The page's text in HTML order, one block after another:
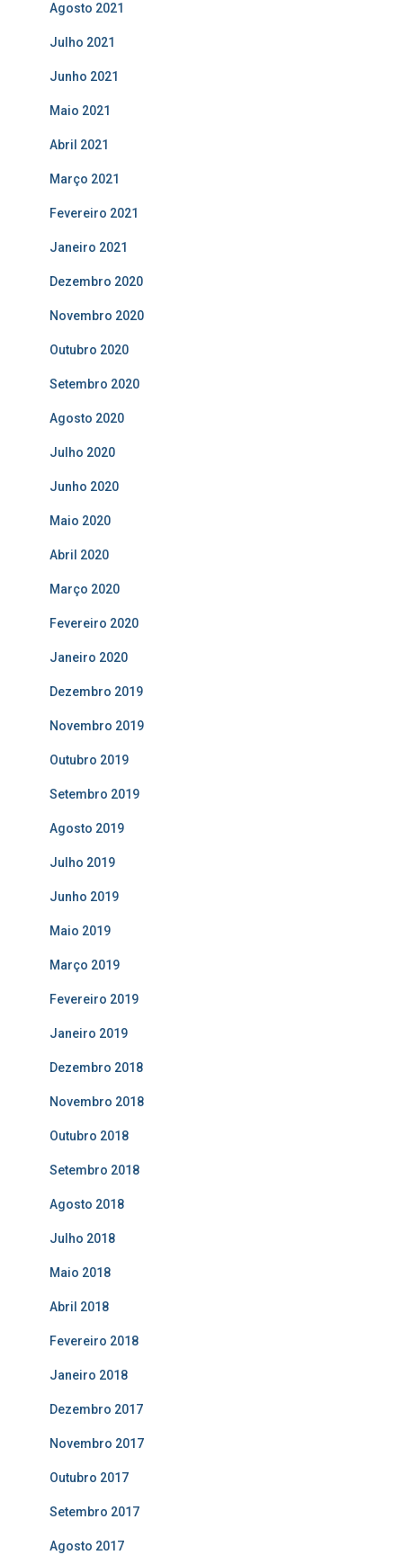
Agosto 2021
Julho 2021
Junho 2021
Maio 2021
Abril 2021
Março 2021
Fevereiro 2021
Janeiro 2021
Dezembro 2020
Novembro 2020
Outubro 2020
Setembro 2020
Agosto 2020
Julho 2020
Junho 2020
Maio 2020
Abril 2020
Março 2020
Fevereiro 2020
Janeiro 2020
Dezembro 2019
Novembro 2019
Outubro 2019
Setembro 2019
Agosto 2019
Julho 2019
Junho 2019
Maio 2019
Março 2019
Fevereiro 2019
Janeiro 2019
Dezembro 2018
Novembro 2018
Outubro 2018
Setembro 2018
Agosto 2018
Julho 2018
Maio 2018
Abril 2018
Fevereiro 2018
Janeiro 2018
Dezembro 2017
Novembro 2017
Outubro 2017
Setembro 2017
Agosto 2017